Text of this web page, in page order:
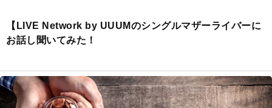
【LIVE Network by UUUMのシングルマザーライバーに
お話し聞いてみた！